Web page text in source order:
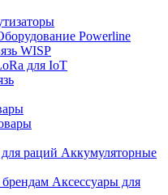
Powerline
WISP
для IoT
Аккумуляторные
Аксессуары для